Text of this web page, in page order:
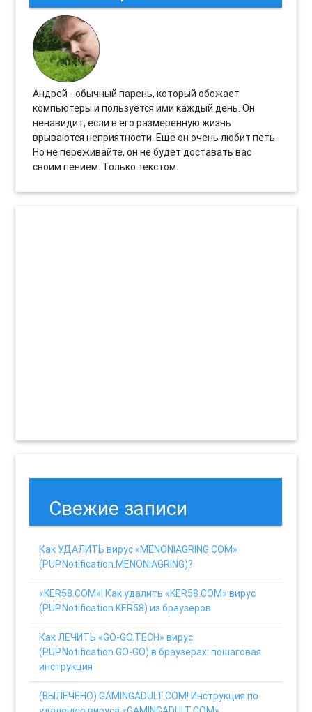
Андрей - обычный парень, который обожает
компьютеры и пользуется ими каждый день. Он
ненавидит, если в его размеренную жизнь
врываются неприятности. Еще он очень любит петь.
Но не переживайте, он не будет доставать вас
своим пением. Только текстом.
Свежие записи
Как УДАЛИТЬ вирус «MENONIAGRING.COM»
(PUP.Notification.MENONIAGRING)?
«KER58.COM»! Как удалить «KER58.COM» вирус
(PUP.Notification.KER58) из браузеров
Как ЛЕЧИТЬ «GO-GO.TECH» вирус
(PUP.Notification.GO-GO) в браузерах: пошаговая
инструкция
(ВЫЛЕЧЕНО) GAMINGADULT.COM! Инструкция по